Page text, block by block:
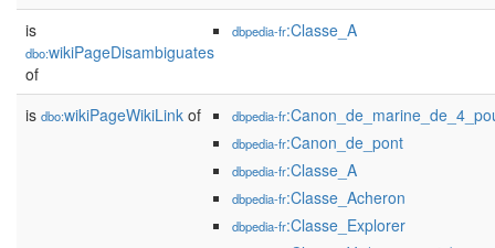
is
dbo:wikiPageDisambiguates
of
dbpedia-fr:Classe_A
is dbo:wikiPageWikiLink of dbpedia-fr
dbpedia-fr:Canon_de_pont
dbpedia-fr:Classe_A
dbpedia-fr:Classe_Acheron
dbpedia-fr:Classe_Explorer